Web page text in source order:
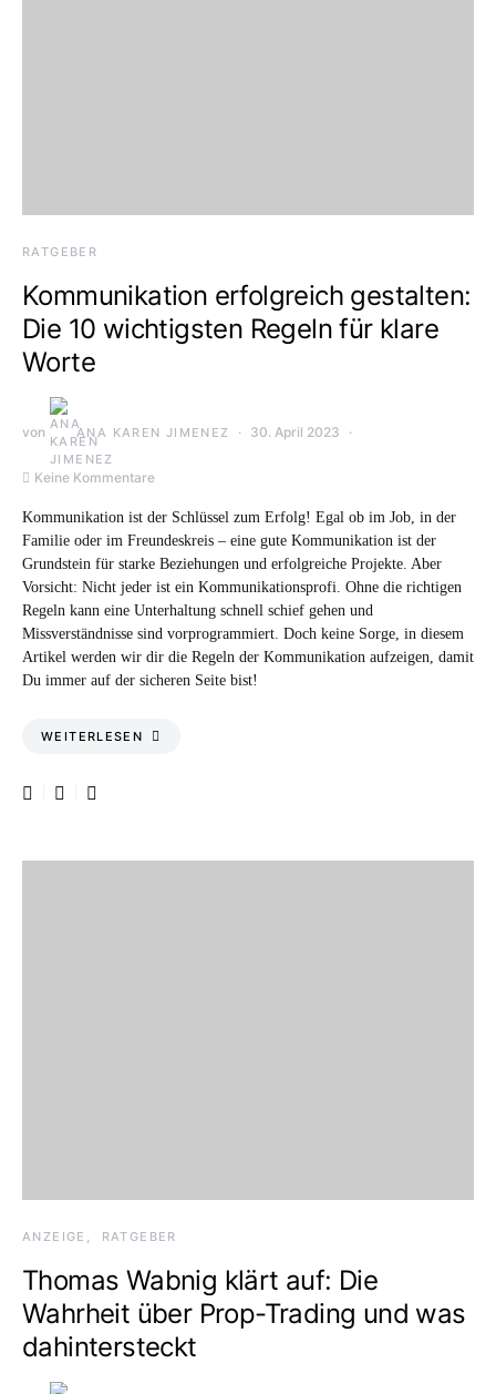
RATGEBER
Kommunikation erfolgreich gestalten:
Die 10 wichtigsten Regeln für klare
Worte
von ANA KAREN JIMENEZ 30. April 2023
Keine Kommentare
Kommunikation ist der Schlüssel zum Erfolg! Egal ob im Job, in der
Familie oder im Freundeskreis – eine gute Kommunikation ist der
Grundstein für starke Beziehungen und erfolgreiche Projekte. Aber
Vorsicht: Nicht jeder ist ein Kommunikationsprofi. Ohne die richtigen
Regeln kann eine Unterhaltung schnell schief gehen und
Missverständnisse sind vorprogrammiert. Doch keine Sorge, in diesem
Artikel werden wir dir die Regeln der Kommunikation aufzeigen, damit
Du immer auf der sicheren Seite bist!
WEITERLESEN
ANZEIGE RATGEBER
Thomas Wabnig klärt auf: Die
Wahrheit über Prop-Trading und was
dahintersteckt